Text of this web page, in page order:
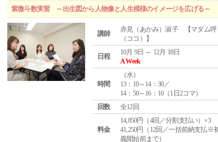
紫微斗数実習 ～出生図から人物像と人生模様のイメージを広げる～
講師
赤見（あかみ）淑子 【マダム呼
（ココ）】
日程
10月 9日 ～ 12月 18日
A Week
時間
（水）
13：10～14：30／
14：50～16：10（1日2コマ）
回数
全12回
料金
14,850円（4回／分割支払い）×3
41,250円（12回／一括前納支払※
義開始前まで）